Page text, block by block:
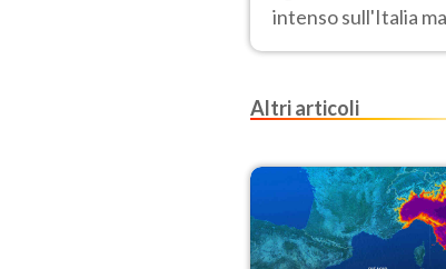
intenso sull'Italia
parziale e lieve
Altri articoli